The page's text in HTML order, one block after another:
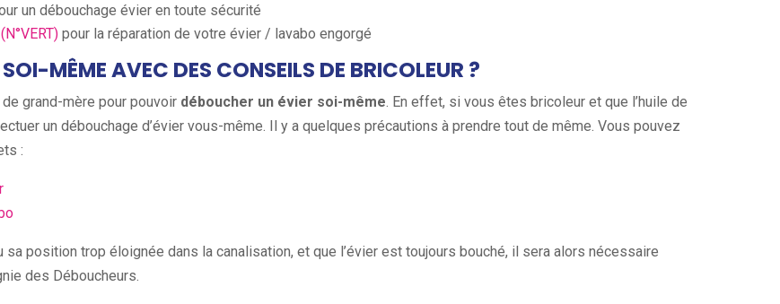
un débouchage évier en toute sécurité
pour la réparation de votre évier / lavabo engorgé
MÊME AVEC DES CONSEILS DE BRICOLEUR ?
grand-mère pour pouvoir déboucher un évier soi-même. En effet, si vous êtes bricoleur et que l’huile de
un débouchage d’évier vous-même. Il y a quelques précautions à prendre tout de même. Vous pouvez
:
position trop éloignée dans la canalisation, et que l’évier est toujours bouché, il sera alors nécessaire
des Déboucheurs.